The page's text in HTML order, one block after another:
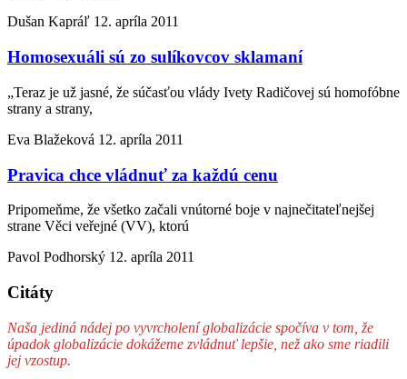
Dušan Kapráľ 12. apríla 2011
Homosexuáli sú zo sulíkovcov sklamaní
„Teraz je už jasné, že súčasťou vlády Ivety Radičovej sú homofóbne
strany a strany,
Eva Blažeková 12. apríla 2011
Pravica chce vládnuť za každú cenu
Pripomeňme, že všetko začali vnútorné boje v najnečitateľnejšej
strane Věci veřejné (VV), ktorú
Pavol Podhorský 12. apríla 2011
Citáty
Naša jediná nádej po vyvrcholení globalizácie spočíva v tom, že
úpadok globalizácie dokážeme zvládnuť lepšie, než ako sme riadili
jej vzostup.